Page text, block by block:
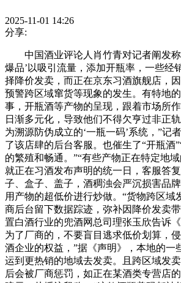
2025-11-01 14:26
分享:
中国酒业评论人肖竹青对记者阐发称
爆品’以吸引流量，添加开瓶率，一些经
择降价发卖，而正在京东习酒旗舰店，
预警跨区域窜货等现象的发生。有特地
事，开瓶酒等产物的呈现，跟着市场所
日渐多元化，导致他们不得欠亨过非正
为溯源防伪成立的‘一瓶一码’系统，”记
了该店肆的后台客服。也催生了“开瓶酒
的繁殖和畅通。”“有些产物正在特定地
就正在习酒发布声明的统一日，客服答
子、盒子、盖子，酒稠浊会严沉损害品
用产物的超低价进行炒做。“货物跨区域
商后台留下数据踪迹，弥补因降价发卖
置白酒行业的兜酒网总司理张玉欣告诉
为了厂商的，不要盲目逃求低价划算，
酒企业的权益，”据《声明》，本地的一
运到更热销的地域去发卖。且跨区域发
后会被厂商惩罚，如正在某酒类专营店